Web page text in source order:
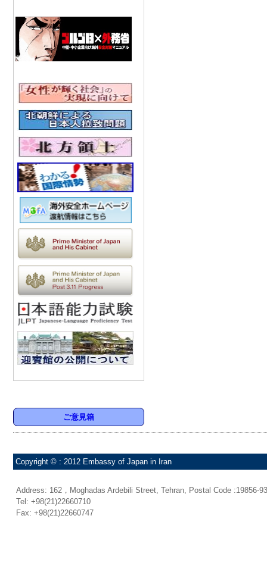
ご意見箱
Copyright © : 2012 Embassy of Japan in Iran
Address: 162，Moghadas Ardebili Street, Tehran, Postal Code :19856-
Tel: +98(21)22660710
Fax: +98(21)22660747